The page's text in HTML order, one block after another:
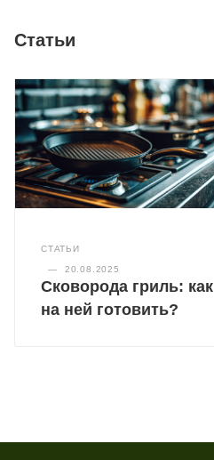
Статьи
СТАТЬИ
— 20.08.2025
Сковорода гриль: как
на ней готовить?